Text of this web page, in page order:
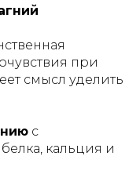
при
смысл уделить
с
кальция и